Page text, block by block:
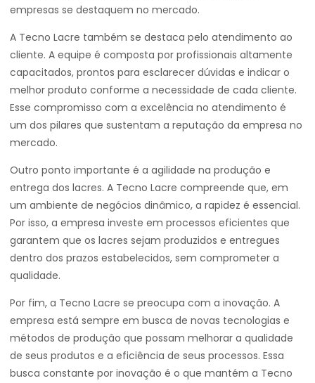
empresas se destaquem no mercado.
A Tecno Lacre também se destaca pelo atendimento ao
cliente. A equipe é composta por profissionais altamente
capacitados, prontos para esclarecer dúvidas e indicar o
melhor produto conforme a necessidade de cada cliente.
Esse compromisso com a excelência no atendimento é
um dos pilares que sustentam a reputação da empresa no
mercado.
Outro ponto importante é a agilidade na produção e
entrega dos lacres. A Tecno Lacre compreende que, em
um ambiente de negócios dinâmico, a rapidez é essencial.
Por isso, a empresa investe em processos eficientes que
garantem que os lacres sejam produzidos e entregues
dentro dos prazos estabelecidos, sem comprometer a
qualidade.
Por fim, a Tecno Lacre se preocupa com a inovação. A
empresa está sempre em busca de novas tecnologias e
métodos de produção que possam melhorar a qualidade
de seus produtos e a eficiência de seus processos. Essa
busca constante por inovação é o que mantém a Tecno